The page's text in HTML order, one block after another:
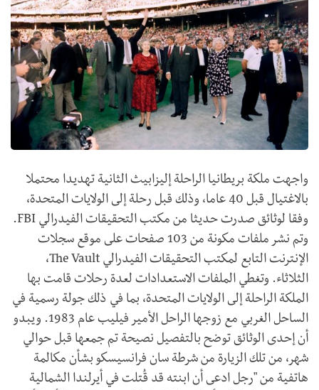
واجهت ملكة بريطانيا الراحلة إليزابيث الثانية تهديدا محتملا
بالاغتيال قبل 40 عاما، وذلك قبل رحلة إلى الولايات المتحدة،
وفقا لوثائق صدرت حديثا من مكتب التحقيقات الفيدرالي FBI.
وتم نشر ملفات مكونة من 103 صفحات على موقع سجلات
الإنترنت التابع لمكتب التحقيقات الفيدرالي The Vault،
الثلاثاء. وتغطي الملفات الاستعدادات لعدة رحلات قامت بها
الملكة الراحلة إلى الولايات المتحدة، بما في ذلك جولة رسمية في
الساحل الغربي مع زوجها الراحل الأمير فيليب عام 1983. ويبدو
أن إحدى الوثائق توضح بالتفصيل نصيحة تم جمعها قبل حوالي
شهر، من تلك الزيارة من شرطة سان فرانسيسكو بشأن مكالمة
هاتفية من "رجل ادعى أن ابنته قد قُتلت في أيرلندا الشمالية